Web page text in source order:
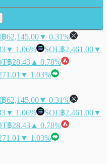
฿62,145.00▼ 0.31%
▼ 1.06% SOL฿2,461.00▼
฿28.43 ▲ 0.78%
▼ 1.03%
฿62,145.00▼ 0.31%
▼ 1.06% SOL฿2,461.00▼
฿28.43 ▲ 0.78%
▼ 1.03%